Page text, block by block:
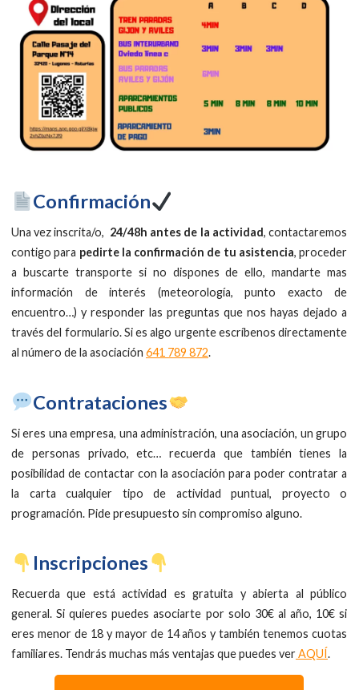
Confirmación
Una vez inscrita/o, 24/48h antes de la actividad, contactaremos
contigo para pedirte la confirmación de tu asistencia, proceder
a buscarte transporte si no dispones de ello, mandarte mas
información de interés (meteorología, punto exacto de
encuentro…) y responder las preguntas que nos hayas dejado a
través del formulario. Si es algo urgente escríbenos directamente
al número de la asociación641 789 872.
​Contrataciones
Si eres una empresa, una administración, una asociación, un grupo
de personas privado, etc… recuerda que también tienes la
posibilidad de contactar con la asociación para poder contratar a
la carta cualquier tipo de actividad puntual, proyecto o
programación. Pide presupuesto sin compromiso alguno.
​Inscripciones
Recuerda que está actividad es gratuita y abierta al público
general. Si quieres puedes asociarte por solo 30€ al año, 10€ si
eres menor de 18 y mayor de 14 años y también tenemos cuotas
familiares. Tendrás muchas más ventajas que puedes verAQUÍ.